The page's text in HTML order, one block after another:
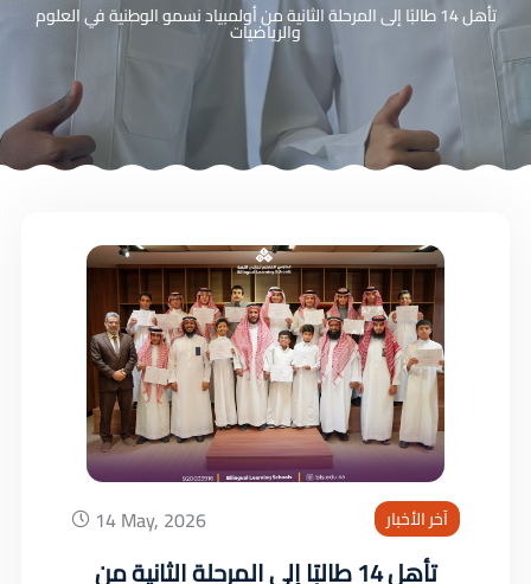
تأهل 14 طالبًا إلى المرحلة الثانية من أولمبياد نسمو الوطنية في العلوم
والرياضيات
آخر الأخبار 14 May, 2026
تأهل 14 طالبًا إلى المرحلة الثانية من